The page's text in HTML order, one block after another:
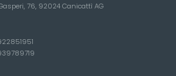
76, 92024 Canicattì AG